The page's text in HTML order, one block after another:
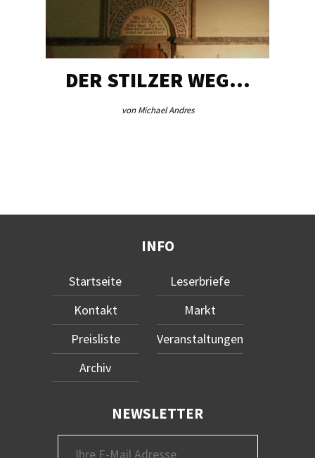
DER STILZER WEG…
von Michael Andres
INFO
Startseite
Kontakt
Preisliste
Archiv
Leserbriefe
Markt
Veranstaltungen
NEWSLETTER